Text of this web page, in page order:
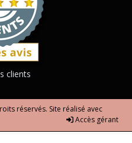
clients
réservés. Site réalisé avec
Accès gérant